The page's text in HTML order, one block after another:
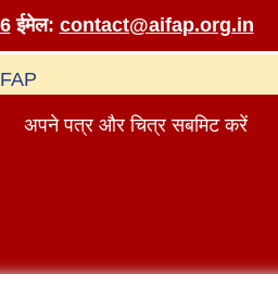
ईमेल: contact@aifap.org.in
अपने पत्र और चित्र सबमिट करें